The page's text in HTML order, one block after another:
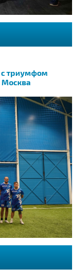
с триумфом
Москва